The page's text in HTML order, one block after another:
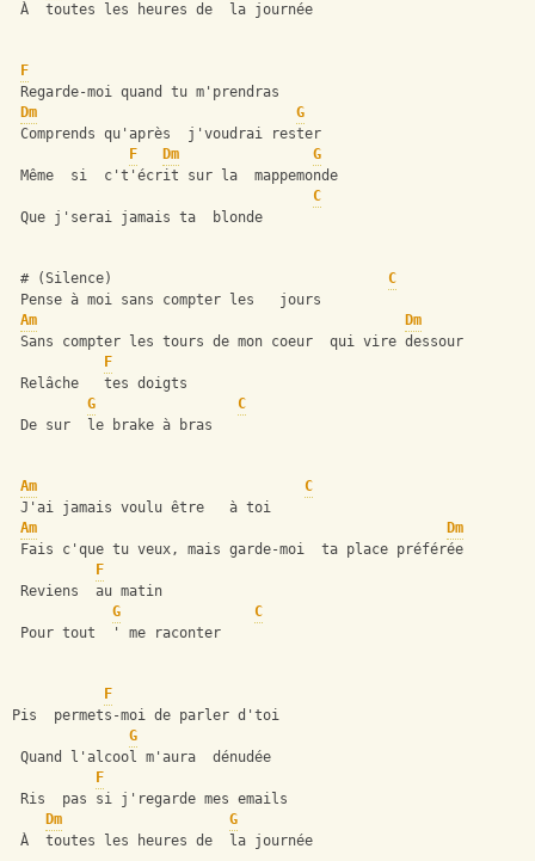
À  toutes les heures de  la journée
F
Regarde-moi quand tu m'prendras
Dm
G
Comprends qu'après  j'voudrai rester
F
Dm
G
Même  si  c't'écrit sur la  mappemonde
C
Que j'serai jamais ta  blonde
# (Silence) C
Pense à moi sans compter les   jours
Am
Dm
Sans compter les tours de mon coeur  qui vire dessour
F
Relâche   tes doigts
G
C
De sur  le brake à bras
Am
C
J'ai jamais voulu être   à toi
Am
Dm
Fais c'que tu veux, mais garde-moi  ta place préférée
F
Reviens  au matin
G
C
Pour tout  ' me raconter
F
Pis  permets-moi de parler d'toi
G
Quand l'alcool m'aura  dénudée
F
Ris  pas si j'regarde mes emails
Dm
G
À  toutes les heures de  la journée